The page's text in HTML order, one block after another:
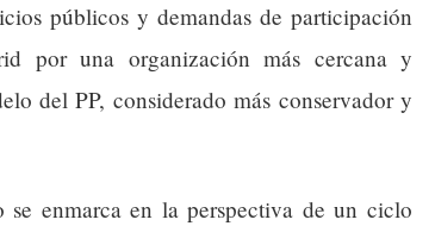
públicos y demandas de participación
por una organización más cercana y
del PP, considerado más conservador y
enmarca en la perspectiva de un ciclo